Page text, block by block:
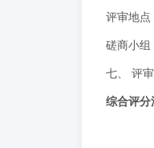
评审地点
磋商小组
七、 评
综合评分